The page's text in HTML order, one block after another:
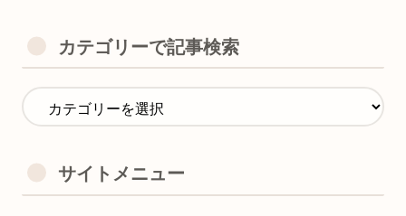
カテゴリーで記事検索
サイトメニュー